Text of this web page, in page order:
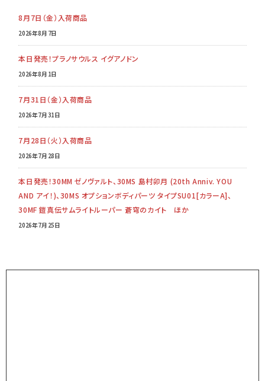
8月7日（金）入荷商品
2026年8月7日
本日発売！プラノサウルス イグアノドン
2026年8月1日
7月31日（金）入荷商品
2026年7月31日
7月28日（火）入荷商品
2026年7月28日
本日発売！30MM ゼノヴァルト、30MS 島村卯月 (20th Anniv. YOU
AND アイ！)、30MS オプションボディパーツ タイプSU01[カラーA]、
30MF 鎧真伝サムライトルーパー 蒼穹のカイト ほか
2026年7月25日